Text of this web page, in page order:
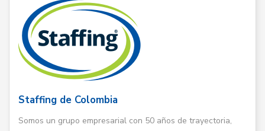
Staffing de Colombia
Somos un grupo empresarial con 50 años de trayectoria,